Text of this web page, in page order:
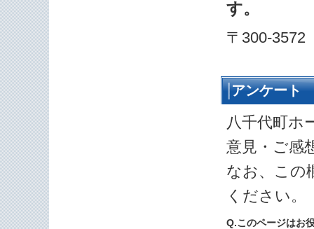
す。
〒300-
アンケート
八千代町ホ
意見・ご感
なお、この
ください。
Q.このページはお